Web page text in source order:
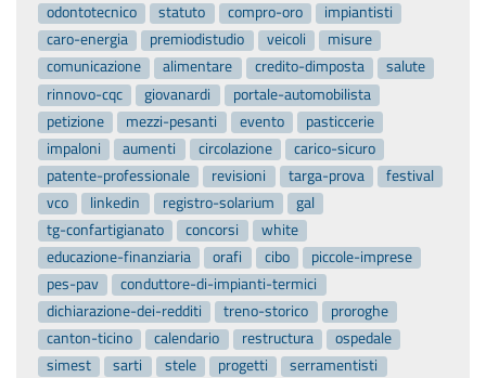
odontotecnico
statuto compro-oro
impiantisti
caro-energia
premiodistudio veicoli
misure
comunicazione
alimentare credito-dimposta
salute
rinnovo-cqc
giovanardi
portale-automobilista
petizione
mezzi-pesanti evento
pasticcerie
impaloni
aumenti circolazione
carico-sicuro
patente-professionale
revisioni targa-prova
festival
vco
linkedin registro-solarium
gal
tg-confartigianato
concorsi
white
educazione-finanziaria
orafi cibo
piccole-imprese
pes-pav
conduttore-di-impianti-termici
dichiarazione-dei-redditi
treno-storico
proroghe
canton-ticino
calendario restructura
ospedale
simest
sarti stele progetti
serramentisti